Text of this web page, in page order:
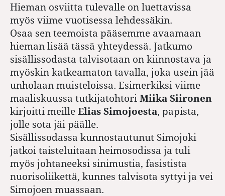
Hieman osviitta tulevalle on luettavissa
myös viime vuotisessa lehdessäkin.
Osaa sen teemoista pääsemme avaamaan
hieman lisää tässä yhteydessä. Jatkumo
sisällissodasta talvisotaan on kiinnostava ja
myöskin katkeamaton tavalla, joka usein jää
unholaan muisteloissa. Esimerkiksi viime
maaliskuussa tutkijatohtori Miika Siironen
kirjoitti meille Elias Simojoesta, papista,
jolle sota jäi päälle.
Sisällissodassa kunnostautunut Simojoki
jatkoi taisteluitaan heimosodissa ja tuli
myös johtaneeksi sinimustia, fasistista
nuorisoliikettä, kunnes talvisota syttyi ja vei
Simojoen muassaan.